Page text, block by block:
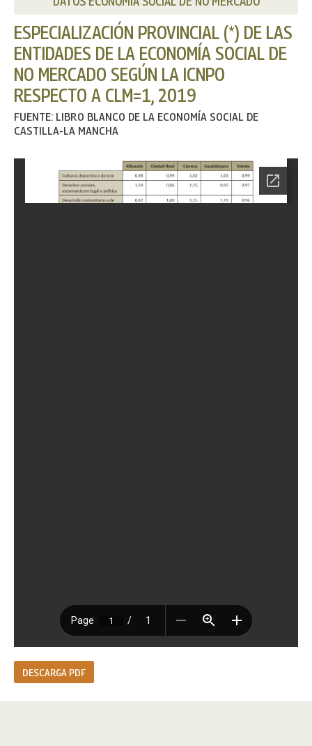
ESPECIALIZACIÓN PROVINCIAL (*) DE LAS
ENTIDADES DE LA ECONOMÍA SOCIAL DE
NO MERCADO SEGÚN LA ICNPO
RESPECTO A CLM=1, 2019
FUENTE: LIBRO BLANCO DE LA ECONOMÍA SOCIAL DE
CASTILLA-LA MANCHA
DESCARGA PDF